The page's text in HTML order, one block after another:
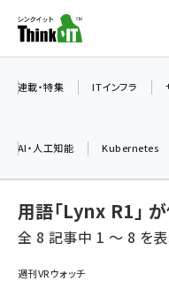
ン
ツ
加藤銘のチーム
連載・特集 ITインフラ
AI・人工知能 Kubernetes
用語「Lynx R1」
全 8 記事中 1 ～ 8 を
週刊VRウォッチ